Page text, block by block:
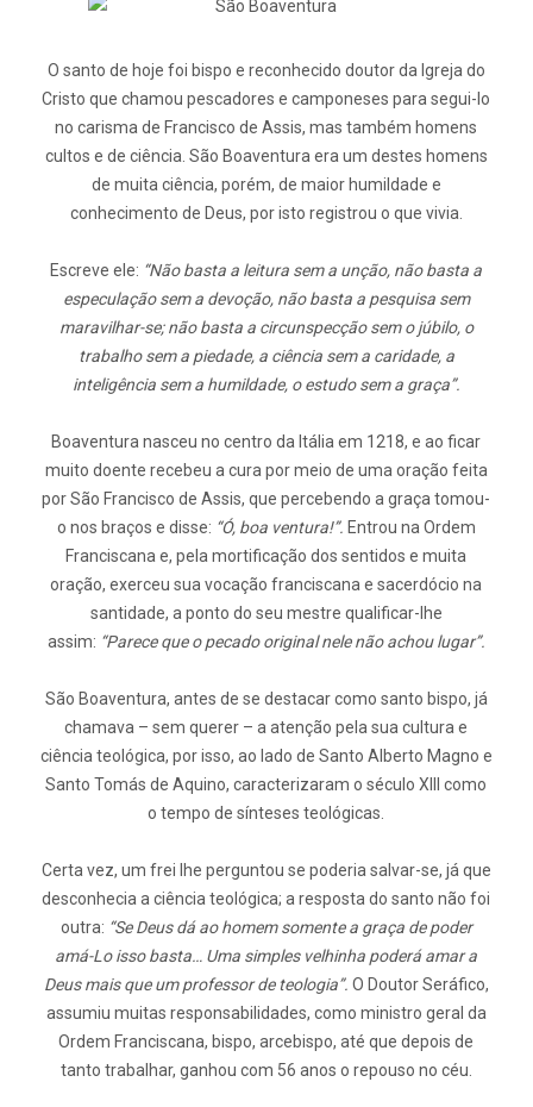
O santo de hoje foi bispo e reconhecido doutor da Igreja do
Cristo que chamou pescadores e camponeses para segui-lo
no carisma de Francisco de Assis, mas também homens
cultos e de ciência. São Boaventura era um destes homens
de muita ciência, porém, de maior humildade e
conhecimento de Deus, por isto registrou o que vivia.
Escreve ele: “Não basta a leitura sem a unção, não basta a
especulação sem a devoção, não basta a pesquisa sem
maravilhar-se; não basta a circunspecção sem o júbilo, o
trabalho sem a piedade, a ciência sem a caridade, a
inteligência sem a humildade, o estudo sem a graça”.
Boaventura nasceu no centro da Itália em 1218, e ao ficar
muito doente recebeu a cura por meio de uma oração feita
por São Francisco de Assis, que percebendo a graça tomou-
o nos braços e disse: “Ó, boa ventura!”. Entrou na Ordem
Franciscana e, pela mortificação dos sentidos e muita
oração, exerceu sua vocação franciscana e sacerdócio na
santidade, a ponto do seu mestre qualificar-lhe
assim: “Parece que o pecado original nele não achou lugar”.
São Boaventura, antes de se destacar como santo bispo, já
chamava – sem querer – a atenção pela sua cultura e
ciência teológica, por isso, ao lado de Santo Alberto Magno e
Santo Tomás de Aquino, caracterizaram o século XIII como
o tempo de sínteses teológicas.
Certa vez, um frei lhe perguntou se poderia salvar-se, já que
desconhecia a ciência teológica; a resposta do santo não foi
outra: “Se Deus dá ao homem somente a graça de poder
amá-Lo isso basta… Uma simples velhinha poderá amar a
Deus mais que um professor de teologia”. O Doutor Seráfico,
assumiu muitas responsabilidades, como ministro geral da
Ordem Franciscana, bispo, arcebispo, até que depois de
tanto trabalhar, ganhou com 56 anos o repouso no céu.